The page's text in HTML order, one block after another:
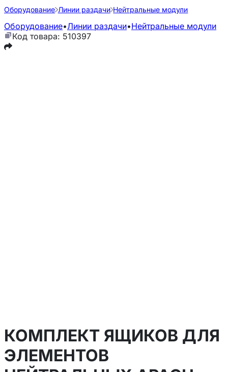
Оборудование Линии раздачи Нейтральные модули
Оборудование•Линии раздачи•Нейтральные модули
Код товара: 510397
КОМПЛЕКТ ЯЩИКОВ ДЛЯ
ЭЛЕМЕНТОВ